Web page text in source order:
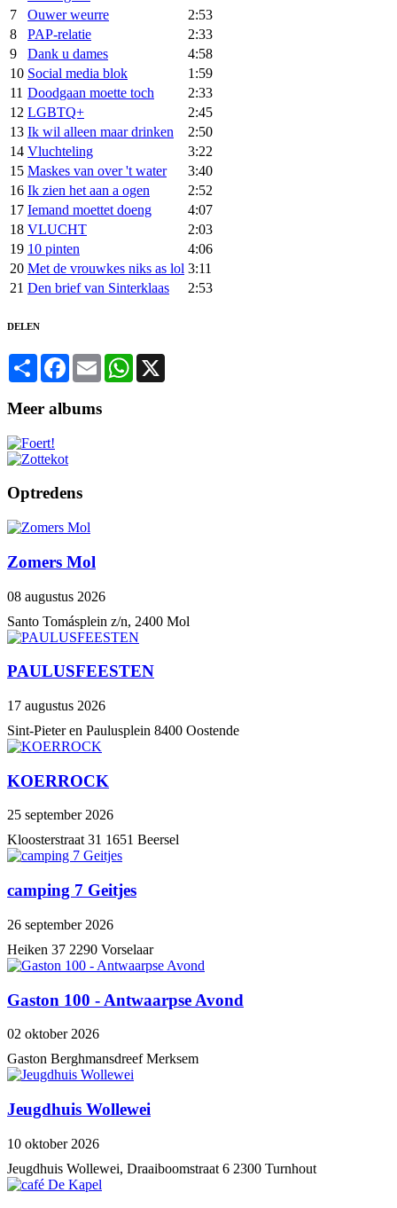
7
Ouwer weurre
2:53
8
PAP-relatie
2:33
9
Dank u dames
4:58
10 Social media blok
1:59
11 Doodgaan moette toch
2:33
12 LGBTQ+
2:45
13 Ik wil alleen maar drinken
2:50
14 Vluchteling
3:22
15 Maskes van over 't water
3:40
16 Ik zien het aan a ogen
2:52
17 Iemand moettet doeng
4:07
18 VLUCHT
2:03
19 10 pinten
4:06
20 Met de vrouwkes niks as lol 3:11
21 Den brief van Sinterklaas 2:53
DELEN
Share Facebook
Email WhatsApp
Meer albums
Optredens
Zomers Mol
08 augustus 2026
Santo Tomásplein z/n, 2400 Mol
PAULUSFEESTEN
17 augustus 2026
Sint-Pieter en Paulusplein 8400 Oostende
KOERROCK
25 september 2026
Kloosterstraat 31 1651 Beersel
camping 7 Geitjes
26 september 2026
Heiken 37 2290 Vorselaar
Gaston 100 - Antwaarpse Avond
02 oktober 2026
Gaston Berghmansdreef Merksem
Jeugdhuis Wollewei
10 oktober 2026
Jeugdhuis Wollewei, Draaiboomstraat 6 2300 Turnhout